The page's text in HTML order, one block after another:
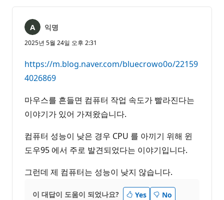
음
익명
2025년 5월 24일 오후 2:31
https://m.blog.naver.com/bluecrowo0o/22159
4026869
마우스를 흔들면 컴퓨터 작업 속도가 빨라진다는
이야기가 있어 가져왔습니다.
컴퓨터 성능이 낮은 경우 CPU 를 아끼기 위해 윈
도우95 에서 주로 발견되었다는 이야기입니다.
그런데 제 컴퓨터는 성능이 낮지 않습니다.
이 대답이 도움이 되었나요? Yes No